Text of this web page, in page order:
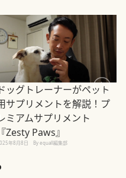
ッグトレーナーがペット
サプリメントを解説！プ
ミアムサプリメント
『Zesty Paws』
年8月8日 By equall編集部